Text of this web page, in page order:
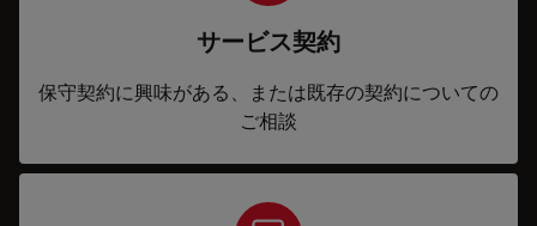
サービス契約
保守契約に興味がある、または既存の契約についての
ご相談